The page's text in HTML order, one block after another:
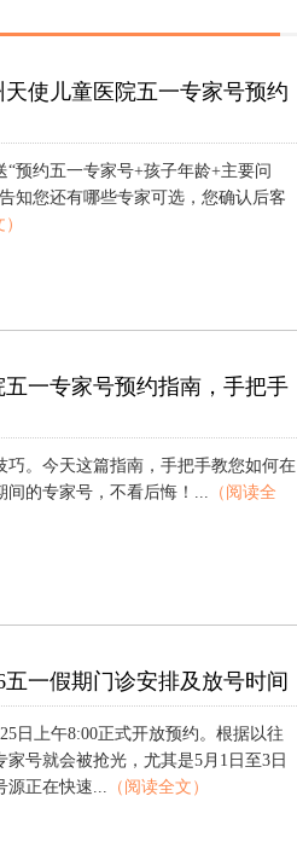
使儿童医院五一专家号预约
“预约五一专家号+孩子年龄+主要问
知您还有哪些专家可选，您确认后客
一专家号预约指南，手把手
巧。今天这篇指南，手把手教您如何在
间的专家号，不看后悔！... （阅读全
一假期门诊安排及放号时间
日上午8:00正式开放预约。根据以往
号就会被抢光，尤其是5月1日至3日
源正在快速... （阅读全文）